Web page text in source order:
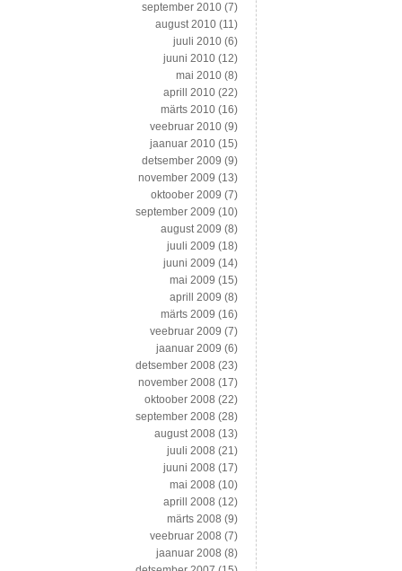
september 2010 (7)
august 2010 (11)
juuli 2010 (6)
juuni 2010 (12)
mai 2010 (8)
aprill 2010 (22)
märts 2010 (16)
veebruar 2010 (9)
jaanuar 2010 (15)
detsember 2009 (9)
november 2009 (13)
oktoober 2009 (7)
september 2009 (10)
august 2009 (8)
juuli 2009 (18)
juuni 2009 (14)
mai 2009 (15)
aprill 2009 (8)
märts 2009 (16)
veebruar 2009 (7)
jaanuar 2009 (6)
detsember 2008 (23)
november 2008 (17)
oktoober 2008 (22)
september 2008 (28)
august 2008 (13)
juuli 2008 (21)
juuni 2008 (17)
mai 2008 (10)
aprill 2008 (12)
märts 2008 (9)
veebruar 2008 (7)
jaanuar 2008 (8)